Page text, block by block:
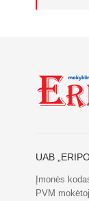
UAB
Įmonės
PVM